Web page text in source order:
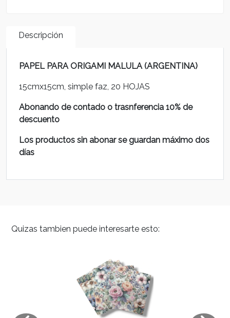
Descripción
PAPEL PARA ORIGAMI MALULA (ARGENTINA)
15cmx15cm, simple faz, 20 HOJAS
Abonando de contado o trasnferencia 10% de
descuento
Los productos sin abonar se guardan máximo dos
días
Quizas tambien puede interesarte esto: